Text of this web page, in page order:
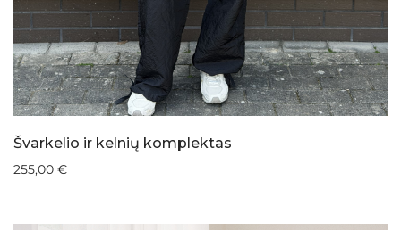
Švarkelio ir kelnių komplektas
255,00 €